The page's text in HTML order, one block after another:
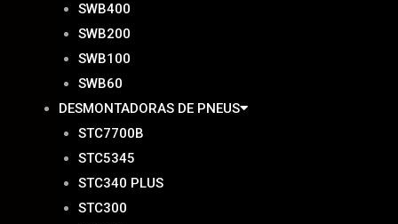
SWB400
SWB200
SWB100
SWB60
DESMONTADORAS DE PNEUS
STC7700B
STC5345
STC340 PLUS
STC300